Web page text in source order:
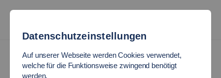
Datenschutzeinstellungen
Auf unserer Webseite werden Cookies verwendet,
welche für die Funktionsweise zwingend benötigt
werden.